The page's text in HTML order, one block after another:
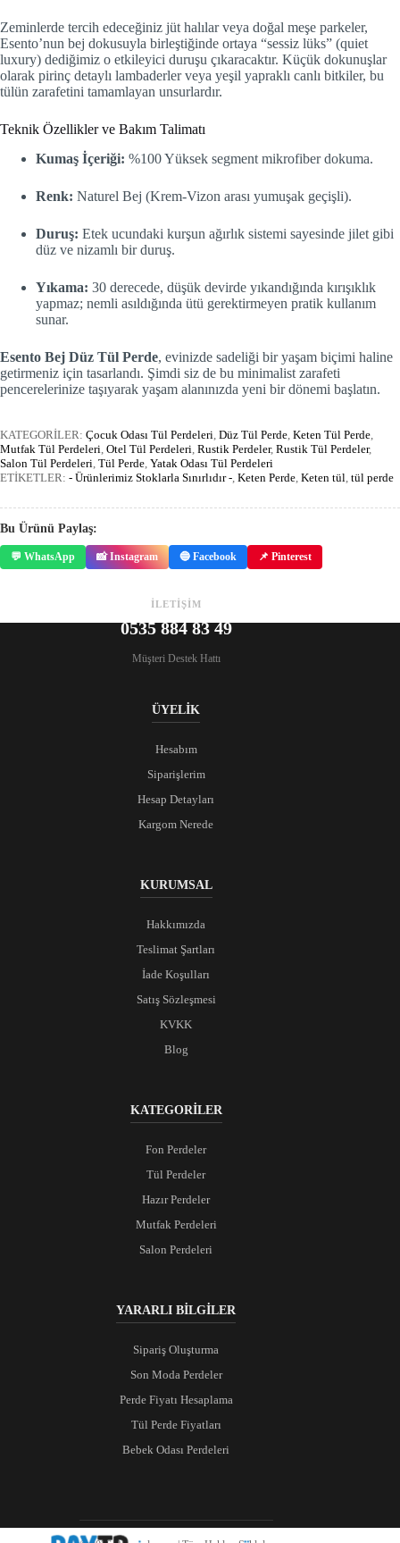
Zeminlerde tercih edeceğiniz jüt halılar veya doğal meşe parkeler,
Esento’nun bej dokusuyla birleştiğinde ortaya “sessiz lüks” (quiet
luxury) dediğimiz o etkileyici duruşu çıkaracaktır. Küçük dokunuşlar
olarak pirinç detaylı lambaderler veya yeşil yapraklı canlı bitkiler, bu
tülün zarafetini tamamlayan unsurlardır.
Teknik Özellikler ve Bakım Talimatı
Kumaş İçeriği: %100 Yüksek segment mikrofiber dokuma.
Renk: Naturel Bej (Krem-Vizon arası yumuşak geçişli).
Duruş: Etek ucundaki kurşun ağırlık sistemi sayesinde jilet gibi
düz ve nizamlı bir duruş.
Yıkama: 30 derecede, düşük devirde yıkandığında kırışıklık
yapmaz; nemli asıldığında ütü gerektirmeyen pratik kullanım
sunar.
Esento Bej Düz Tül Perde, evinizde sadeliği bir yaşam biçimi haline
getirmeniz için tasarlandı. Şimdi siz de bu minimalist zarafeti
pencerelerinize taşıyarak yaşam alanınızda yeni bir dönemi başlatın.
KATEGORİLER: Çocuk Odası Tül Perdeleri Düz Tül Perde Keten Tül Perde
Mutfak Tül Perdeleri Otel Tül Perdeleri Rustik Perdeler, Rustik Tül Perdeler,
Salon Tül Perdeleri Tül Perde Yatak Odası Tül Perdeleri
ETİKETLER: - Ürünlerimiz Stoklarla Sınırlıdır - Keten Perde Keten tül tül perde
Bu Ürünü Paylaş:
💬 WhatsApp 📸 Instagram 🔵 Facebook 📌 Pinterest
İLETİŞİM
0535 884 83 49
Müşteri Destek Hattı
ÜYELİK
Hesabım
Siparişlerim
Hesap Detayları
Kargom Nerede
KURUMSAL
Hakkımızda
Teslimat Şartları
İade Koşulları
Satış Sözleşmesi
KVKK
Blog
KATEGORİLER
Fon Perdeler
Tül Perdeler
Hazır Perdeler
Mutfak Perdeleri
Salon Perdeleri
YARARLI BİLGİLER
Sipariş Oluşturma
Son Moda Perdeler
Perde Fiyatı Hesaplama
Tül Perde Fiyatları
Bebek Odası Perdeleri